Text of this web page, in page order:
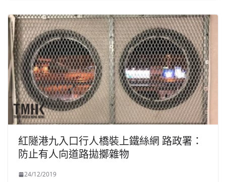
紅隧港九入口行人橋裝上鐵絲網 路政署：
防止有人向道路拋擲雜物
24/12/2019